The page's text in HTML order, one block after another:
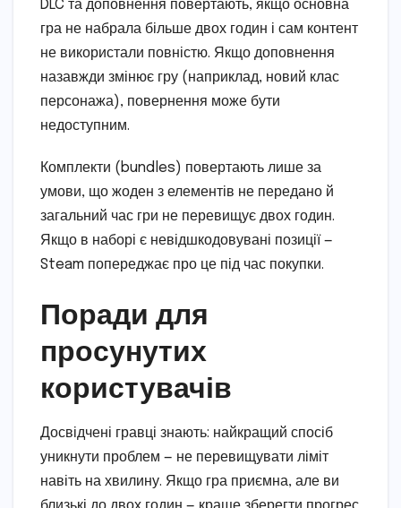
DLC та доповнення повертають, якщо основна
гра не набрала більше двох годин і сам контент
не використали повністю. Якщо доповнення
назавжди змінює гру (наприклад, новий клас
персонажа), повернення може бути
недоступним.
Комплекти (bundles) повертають лише за
умови, що жоден з елементів не передано й
загальний час гри не перевищує двох годин.
Якщо в наборі є невідшкодовувані позиції —
Steam попереджає про це під час покупки.
Поради для
просунутих
користувачів
Досвідчені гравці знають: найкращий спосіб
уникнути проблем — не перевищувати ліміт
навіть на хвилину. Якщо гра приємна, але ви